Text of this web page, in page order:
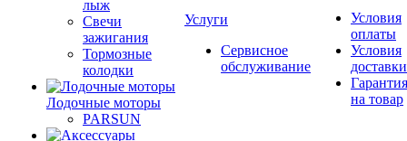
лыж
Свечи
зажигания
Тормозные
колодки
Лодочные моторы
PARSUN
Услуги
Сервисное
обслуживание
Условия
оплаты
Условия
доставки
Гарантия
на товар